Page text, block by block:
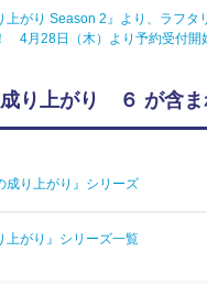
上がり Season 2』より、ラフタ
4月28日（木）より予約受付開
り上がり ６ が含ま
成り上がり』シリーズ
上がり』シリーズ一覧